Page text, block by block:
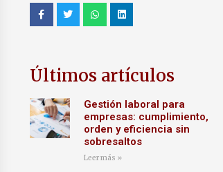
Últimos artículos
Gestión laboral para
empresas: cumplimiento,
orden y eficiencia sin
sobresaltos
Leer más »